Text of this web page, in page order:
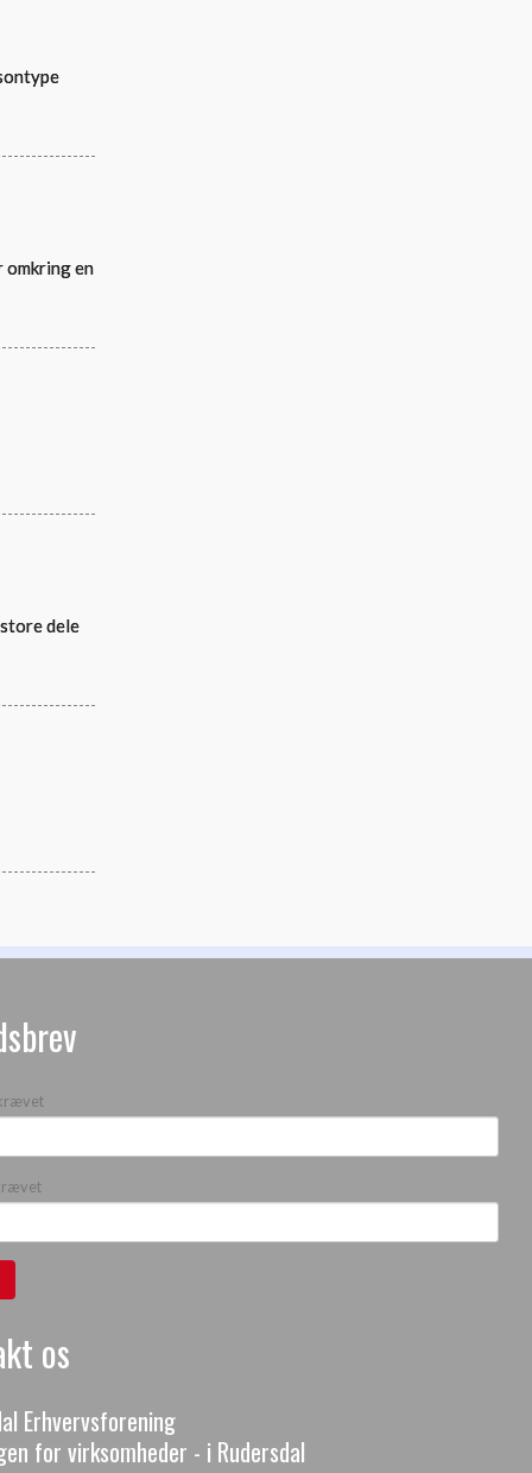
omkring en
dele
os
Erhvervsforening
for virksomheder - i Rudersdal